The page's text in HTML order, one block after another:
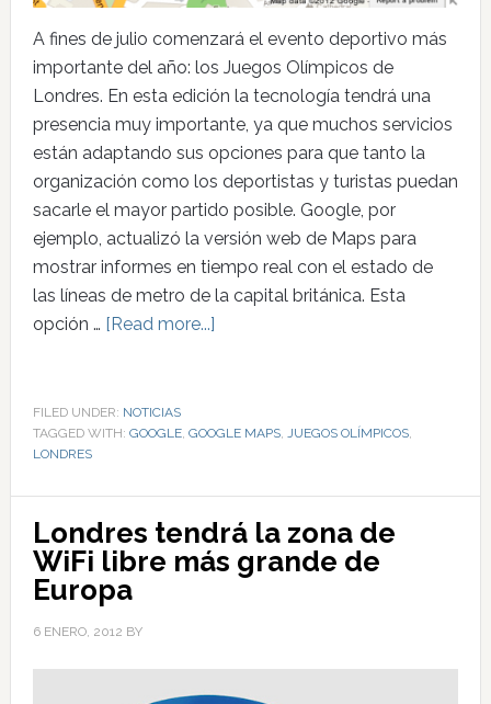
A fines de julio comenzará el evento deportivo más
importante del año: los Juegos Olímpicos de
Londres. En esta edición la tecnología tendrá una
presencia muy importante, ya que muchos servicios
están adaptando sus opciones para que tanto la
organización como los deportistas y turistas puedan
sacarle el mayor partido posible. Google, por
ejemplo, actualizó la versión web de Maps para
mostrar informes en tiempo real con el estado de
las líneas de metro de la capital británica. Esta
opción … [Read more...]
FILED UNDER: NOTICIAS
TAGGED WITH: GOOGLE, GOOGLE MAPS, JUEGOS OLÍMPICOS,
LONDRES
Londres tendrá la zona de
WiFi libre más grande de
Europa
6 ENERO, 2012 BY